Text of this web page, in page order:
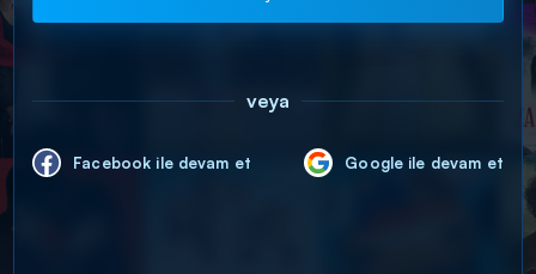
veya
Facebook ile devam et Google ile devam et